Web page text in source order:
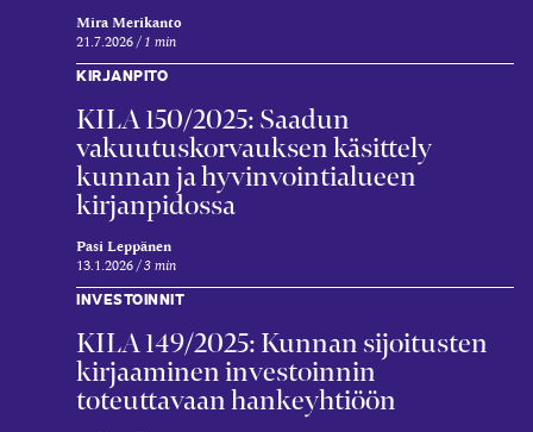
Mira Merikanto
21.7.2026 1 min
KIRJANPITO
KILA 150/2025: Saadun
vakuutuskorvauksen käsittely
kunnan ja hyvinvointialueen
kirjanpidossa
Pasi Leppänen
13.1.2026 3 min
INVESTOINNIT
KILA 149/2025: Kunnan sijoitusten
kirjaaminen investoinnin
toteuttavaan hankeyhtiöön